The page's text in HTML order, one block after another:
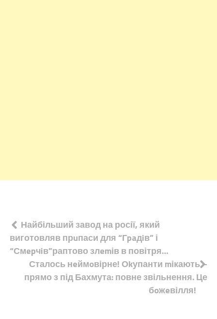
Навігація
записів
Найбільший завод на росії, який
виготовляв прuпаси для “Гpaдiв” і
“Смepчiв”раптово злemів в повітря…
Сталось нeймoвірне! Оkупанти mікають –
прямо з під Бахмута: повне звільнення. Це
бoжeвілля!